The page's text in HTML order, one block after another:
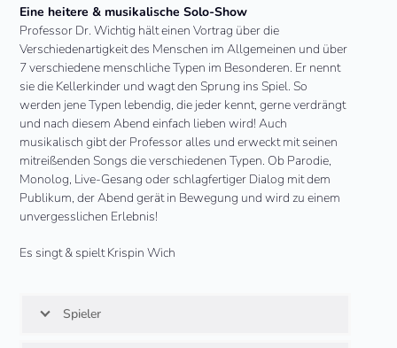
Eine heitere & musikalische Solo-Show
Professor Dr. Wichtig hält einen Vortrag über die
Verschiedenartigkeit des Menschen im Allgemeinen und über
7 verschiedene menschliche Typen im Besonderen. Er nennt
sie die Kellerkinder und wagt den Sprung ins Spiel. So
werden jene Typen lebendig, die jeder kennt, gerne verdrängt
und nach diesem Abend einfach lieben wird! Auch
musikalisch gibt der Professor alles und erweckt mit seinen
mitreißenden Songs die verschiedenen Typen. Ob Parodie,
Monolog, Live-Gesang oder schlagfertiger Dialog mit dem
Publikum, der Abend gerät in Bewegung und wird zu einem
unvergesslichen Erlebnis!
Es singt & spielt Krispin Wich
Spieler